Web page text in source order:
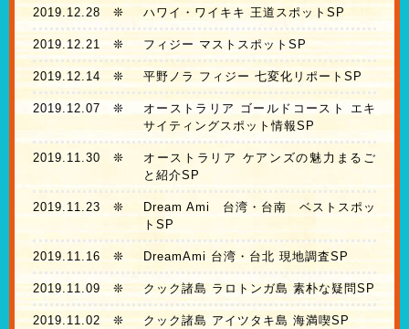
2019.12.28 ❊ ハワイ・ワイキキ 王道スポットSP
2019.12.21 ❊ フィジー マストスポットSP
2019.12.14 ❊ 平野ノラ フィジー 七変化リポートSP
2019.12.07 ❊
オーストラリア ゴールドコースト エキ
サイティングスポット情報SP
2019.11.30 ❊
オーストラリア ケアンズの魅力まるご
と紹介SP
2019.11.23 ❊
Dream Ami 台湾・台南 ベストスポッ
トSP
2019.11.16 ❊ DreamAmi 台湾・台北 現地調査SP
2019.11.09❊ クック諸島 ラロトンガ島 素朴な疑問SP
2019.11.02❊ クック諸島 アイツタキ島 海満喫SP